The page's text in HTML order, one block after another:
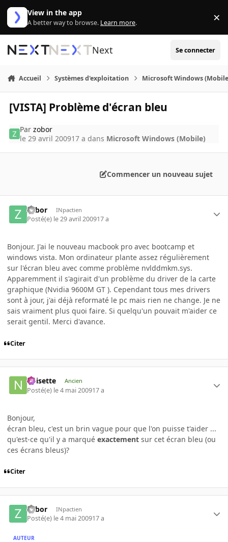
Aller au contenu
View in the app
A better way to browse. Learn more. ×
Next Se connecter
Accueil Systèmes d'exploitation Microsoft Windows
[VISTA] Problème d'écran bleu
Parzobor
le 29 avril 200917 a dans Microsoft Windows (Mobile)
Commencer un nouveau sujet
zobor INpactien
Posté(e) le 29 avril 200917 a
Bonjour. J'ai le nouveau macbook pro avec bootcamp et
windows vista. Mon ordinateur plante assez régulièrement
sur l'écran bleu avec comme problème nvlddmkm.sys.
Apparemment il s'agirait d'un problème du driver de la carte
graphique (Nvidia 9600M GT ). Cependant tous mes drivers
sont à jour, j'ai déjà reformaté le pc mais rien ne change. Je ne
sais vraiment plus quoi faire. Si quelqu'un pouvait m'aider ce
serait gentil. Merci d'avance.
Citer
noisette Ancien
Posté(e) le 4 mai 200917 a
Bonjour,
écran bleu, c'est un brin vague pour que l'on puisse t'aider ...
qu'est-ce qu'il y a marqué exactement sur cet écran bleu (ou
ces écrans bleus)?
Citer
zobor INpactien
Posté(e) le 4 mai 200917 a
AUTEUR